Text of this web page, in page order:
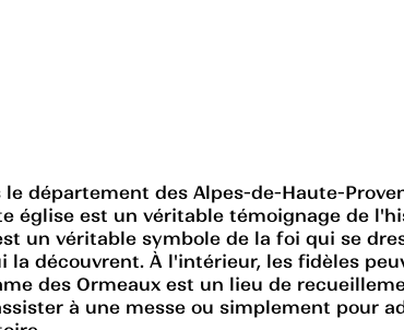
le département des Alpes-de-Haute-
église est un véritable témoignage de
un véritable symbole de la foi qui se
découvrent. À l'intérieur, les fidèles
des Ormeaux est un lieu de
à une messe ou simplement pour